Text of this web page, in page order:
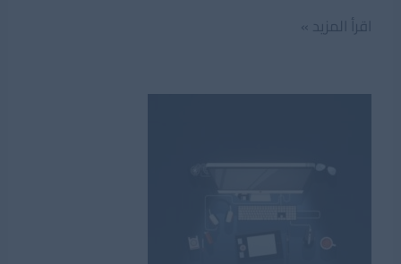
الفرق
ومطور
اقرأ المزيد »